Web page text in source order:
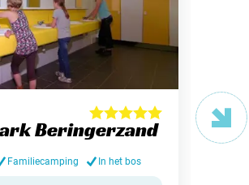
Beringerzand
Familiecamping In het bos